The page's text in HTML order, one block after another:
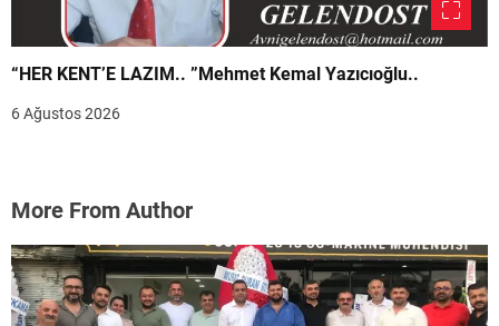
“HER KENT’E LAZIM.. ”Mehmet Kemal Yazıcıoğlu..
6 Ağustos 2026
More From Author